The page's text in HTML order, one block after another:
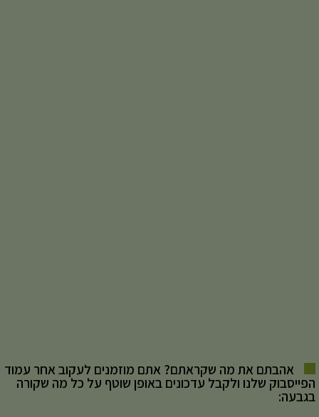
אהבתם את מה שקראתם? אתם מוזמנים לעקוב אחר עמוד
הפייסבוק שלנו ולקבל עדכונים באופן שוטף על כל מה שקורה
בגבעה: